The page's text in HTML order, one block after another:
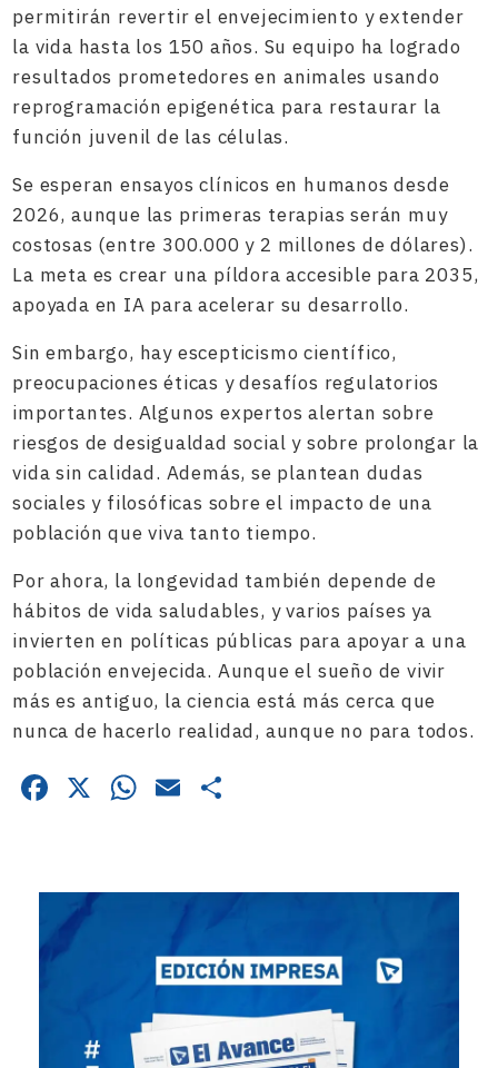
permitirán revertir el envejecimiento y extender
la vida hasta los 150 años. Su equipo ha logrado
resultados prometedores en animales usando
reprogramación epigenética para restaurar la
función juvenil de las células.
Se esperan ensayos clínicos en humanos desde
2026, aunque las primeras terapias serán muy
costosas (entre 300.000 y 2 millones de dólares).
La meta es crear una píldora accesible para 2035,
apoyada en IA para acelerar su desarrollo.
Sin embargo, hay escepticismo científico,
preocupaciones éticas y desafíos regulatorios
importantes. Algunos expertos alertan sobre
riesgos de desigualdad social y sobre prolongar la
vida sin calidad. Además, se plantean dudas
sociales y filosóficas sobre el impacto de una
población que viva tanto tiempo.
Por ahora, la longevidad también depende de
hábitos de vida saludables, y varios países ya
invierten en políticas públicas para apoyar a una
población envejecida. Aunque el sueño de vivir
más es antiguo, la ciencia está más cerca que
nunca de hacerlo realidad, aunque no para todos.
Facebook
X WhatsApp
Email